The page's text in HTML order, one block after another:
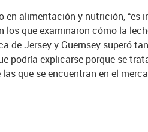
en alimentación y nutrición,
los que examinaron cómo la
de Jersey y Guernsey superó
podría explicarse porque se
que se encuentran en el